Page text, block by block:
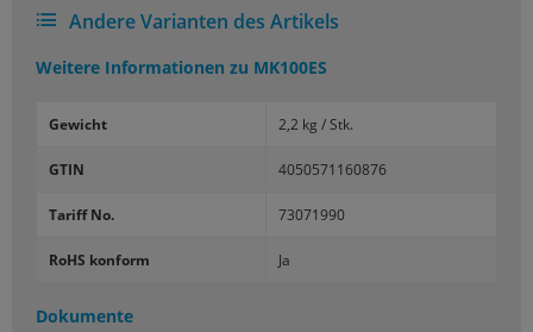
Andere Varianten des Artikels
Weitere Informationen zu MK100ES
Gewicht 2,2 kg / Stk.
GTIN 4050571160876
Tariff No. 73071990
RoHS konform Ja
Dokumente